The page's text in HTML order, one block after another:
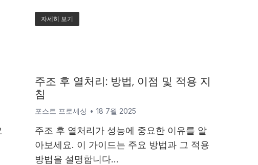
자세히 보기
주조 후 열처리: 방법, 이점 및 적용 지
침
포스트 프로세싱 18 7월 2025
주조 후 열처리가 성능에 중요한 이유를 알
아보세요. 이 가이드는 주요 방법과 그 적용
방법을 설명합니다...